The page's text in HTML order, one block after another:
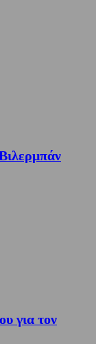
για τον